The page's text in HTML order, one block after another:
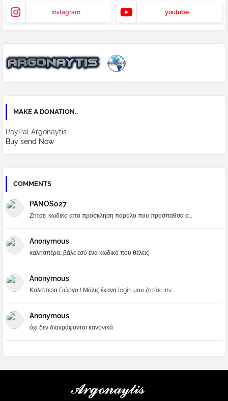
instagram youtube
MAKE A DONATION..
PayPal Argonaytis
Buy send Now
COMMENTS
PANOS027
Ζηταει κωδικο απο προσκληση παρολο που προσπαθσα α...
Anonymous
καλησπέρα...βάλε εσύ ένα κωδικό που θέλεις
Anonymous
Καλσπερα Γιώργο ! Μόλις έκανα login μου ζητάει inv...
Anonymous
όχι δεν διαγράφονται κανονικά